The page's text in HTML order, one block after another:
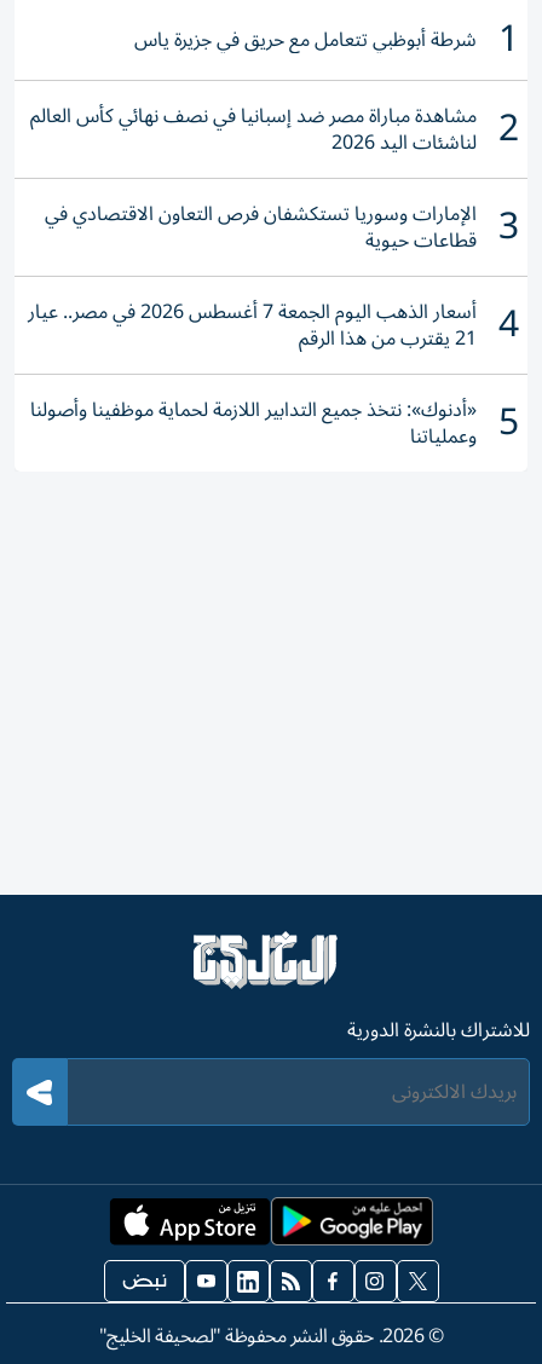
1 شرطة أبوظبي تتعامل مع حريق في جزيرة ياس
2 مشاهدة مباراة مصر ضد إسبانيا في نصف نهائي كأس العالم
لناشئات اليد 2026
3 الإمارات وسوريا تستكشفان فرص التعاون الاقتصادي في
قطاعات حيوية
4 أسعار الذهب اليوم الجمعة 7 أغسطس 2026 في مصر.. عيار
21 يقترب من هذا الرقم
5 «أدنوك»: نتخذ جميع التدابير اللازمة لحماية موظفينا وأصولنا
وعملياتنا
للاشتراك بالنشرة الدورية
©
2026. حقوق النشر محفوظة "لصحيفة الخليج"